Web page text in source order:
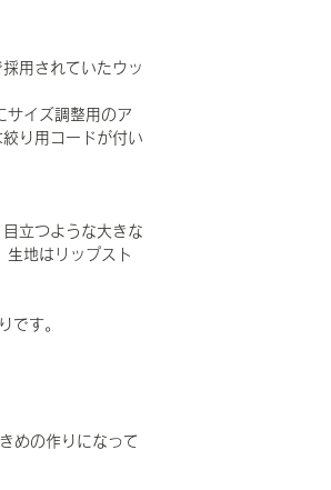
用されていたウッ
サイズ調整用のア
り用コードが付い
立つような大きな
生地はリップスト
です。
めの作りになって